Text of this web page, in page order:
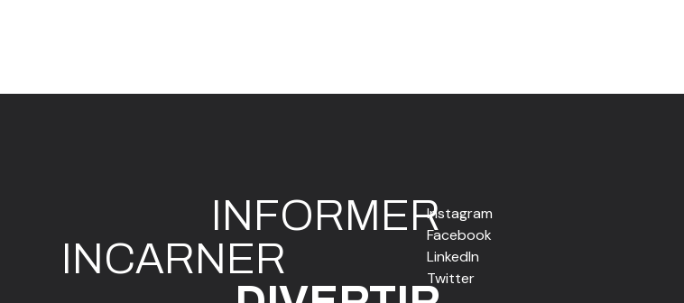
INFORMER
INCARNER
Instagram
Facebook
LinkedIn
Twitter